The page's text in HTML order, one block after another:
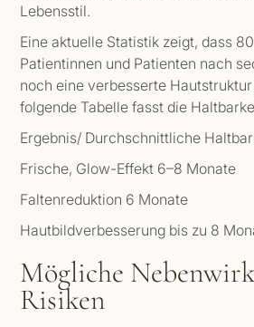
Lebensstil.
Eine aktuelle Statistik zeigt, dass
Patientinnen und Patienten nach
noch eine verbesserte
folgende Tabelle fasst die
Ergebnis/ Durchschnittliche
Frische, Glow-Effekt 6–8 Monate
Faltenreduktion 6 Monate
Hautbildverbesserung bis zu 8
Mögliche
Risiken